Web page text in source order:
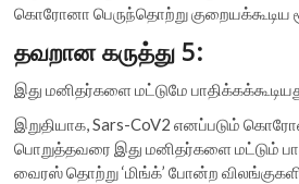
கொரோனா பெருந்தொற்று குறையக்கூடிய
தவறான கருத்து 5:
இது மனிதர்களை மட்டுமே
இறுதியாக, Sars-CoV2 எனப்படும்
பொறுத்தவரை இது மனிதர்களை மட்டும்
வைரஸ் தொற்று ‘மிங்க்’ போன்ற